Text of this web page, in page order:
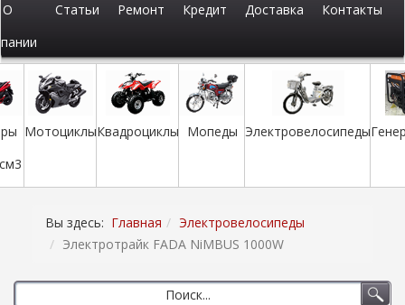
О
Статьи Ремонт Кредит Доставка Контакты
МотоциклыКвадроциклы Мопеды Электровелосипеды
Вы здесь: Главная
Электровелосипеды
Электротрайк FADA NiMBUS 1000W